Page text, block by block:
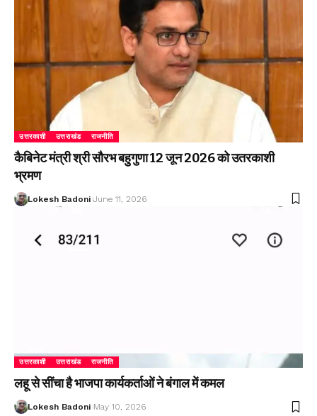
उत्तरकाशी उत्तराखंड राजनीति
कैबिनेट मंत्री श्री सौरभ बहुगुणा 12 जून 2026 को उतरकाशी
भ्रमण
Lokesh Badoni June 11, 2026
उत्तरकाशी उत्तराखंड राजनीति
लहू से सींचा है भाजपा कार्यकर्ताओं ने बंगाल में कमल
Lokesh Badoni May 10, 2026